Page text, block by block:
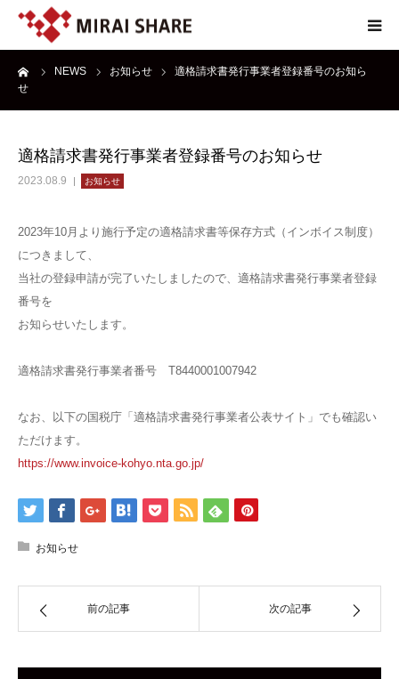
NEWS お知らせ
適格請求書発行事業者登録番号のお知ら
せ
適格請求書発行事業者登録番号のお知らせ
2023.08.9 お知らせ
2023年10月より施行予定の適格請求書等保存方式（インボイス制度）
につきまして、
当社の登録申請が完了いたしましたので、適格請求書発行事業者登録
番号を
お知らせいたします。
適格請求書発行事業者番号 T8440001007942
なお、以下の国税庁「適格請求書発行事業者公表サイト」でも確認い
ただけます。
https://www.invoice-kohyo.nta.go.jp/
お知らせ
前の記事 次の記事
NEWS
SERVICE
REPORT
ABOUT